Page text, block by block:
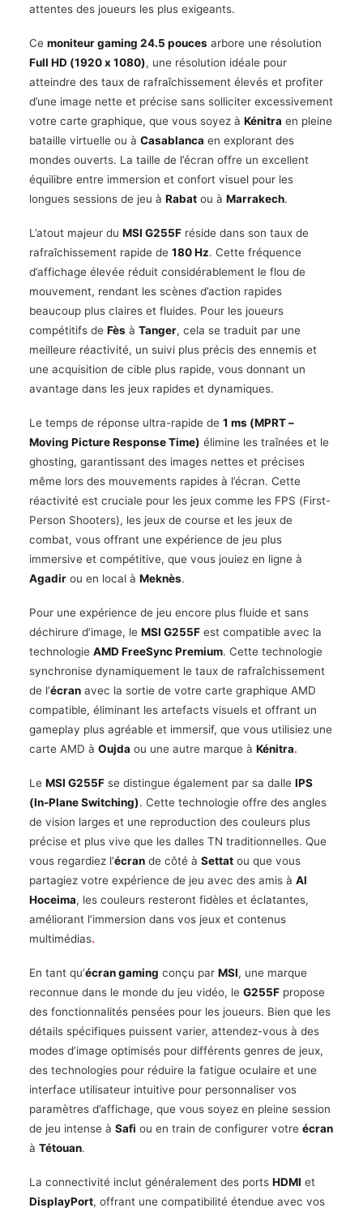
attentes des joueurs les plus exigeants.
Ce moniteur gaming 24.5 pouces arbore une résolution
Full HD (1920 x 1080), une résolution idéale pour
atteindre des taux de rafraîchissement élevés et profiter
d’une image nette et précise sans solliciter excessivement
votre carte graphique, que vous soyez à Kénitra en pleine
bataille virtuelle ou à Casablanca en explorant des
mondes ouverts. La taille de l’écran offre un excellent
équilibre entre immersion et confort visuel pour les
longues sessions de jeu à Rabat ou à Marrakech.
L’atout majeur du MSI G255F réside dans son taux de
rafraîchissement rapide de 180 Hz. Cette fréquence
d’affichage élevée réduit considérablement le flou de
mouvement, rendant les scènes d’action rapides
beaucoup plus claires et fluides. Pour les joueurs
compétitifs de Fès à Tanger, cela se traduit par une
meilleure réactivité, un suivi plus précis des ennemis et
une acquisition de cible plus rapide, vous donnant un
avantage dans les jeux rapides et dynamiques.
Le temps de réponse ultra-rapide de 1 ms (MPRT –
Moving Picture Response Time) élimine les traînées et le
ghosting, garantissant des images nettes et précises
même lors des mouvements rapides à l’écran. Cette
réactivité est cruciale pour les jeux comme les FPS (First-
Person Shooters), les jeux de course et les jeux de
combat, vous offrant une expérience de jeu plus
immersive et compétitive, que vous jouiez en ligne à
Agadir ou en local à Meknès.
Pour une expérience de jeu encore plus fluide et sans
déchirure d’image, le MSI G255F est compatible avec la
technologie AMD FreeSync Premium. Cette technologie
synchronise dynamiquement le taux de rafraîchissement
de l’écran avec la sortie de votre carte graphique AMD
compatible, éliminant les artefacts visuels et offrant un
gameplay plus agréable et immersif, que vous utilisiez une
carte AMD à Oujda ou une autre marque à Kénitra.
Le MSI G255F se distingue également par sa dalle IPS
(In-Plane Switching). Cette technologie offre des angles
de vision larges et une reproduction des couleurs plus
précise et plus vive que les dalles TN traditionnelles. Que
vous regardiez l’écran de côté à Settat ou que vous
partagiez votre expérience de jeu avec des amis à Al
Hoceima, les couleurs resteront fidèles et éclatantes,
améliorant l’immersion dans vos jeux et contenus
multimédias.
En tant qu’écran gaming conçu par MSI, une marque
reconnue dans le monde du jeu vidéo, le G255F propose
des fonctionnalités pensées pour les joueurs. Bien que les
détails spécifiques puissent varier, attendez-vous à des
modes d’image optimisés pour différents genres de jeux,
des technologies pour réduire la fatigue oculaire et une
interface utilisateur intuitive pour personnaliser vos
paramètres d’affichage, que vous soyez en pleine session
de jeu intense à Safi ou en train de configurer votre écran
à Tétouan.
La connectivité inclut généralement des ports HDMI et
DisplayPort, offrant une compatibilité étendue avec vos